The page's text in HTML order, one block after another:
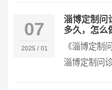
管理…
07
2025 / 01
淄博定制问
多久，怎么
《淄博定制
淄博定制问